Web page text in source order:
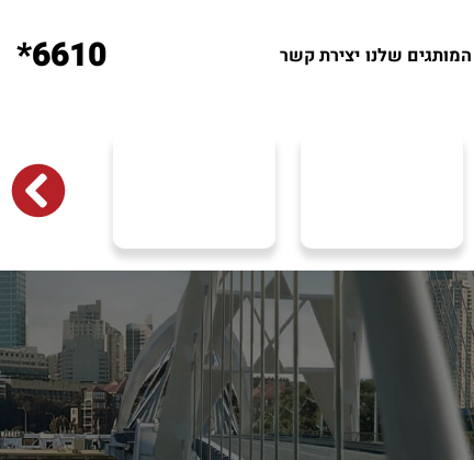
המותגים שלנו יצירת קשר 6610*